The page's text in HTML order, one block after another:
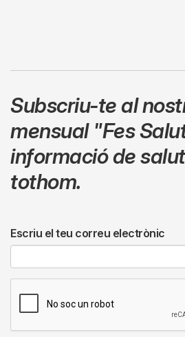
Subscriu-te al
mensual "Fes
informació de
tothom.
Escriu el teu correu electrònic